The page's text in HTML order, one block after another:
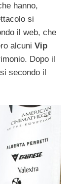
hanno,
si
il web, che
alcuni Vip
Dopo il
secondo il